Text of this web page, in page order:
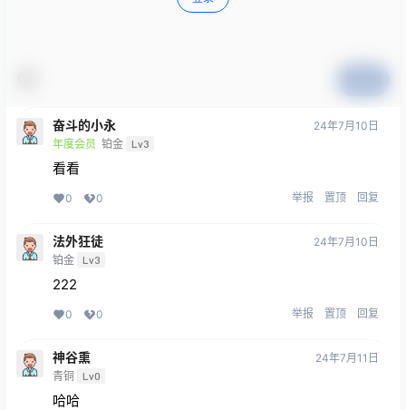
奋斗的小永
年度会员 铂金 Lv3
24年7月10日
看看
0 0 举报 置顶 回复
法外狂徒
铂金 Lv3
24年7月10日
222
0 0 举报 置顶 回复
神谷熏
青铜 Lv0
24年7月11日
哈哈